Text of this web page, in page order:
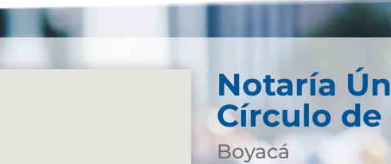
Notaría
Círculo de
Boyacá